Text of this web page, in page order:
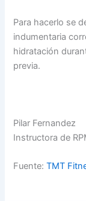
Para hacerlo se
indumentaria
hidratación
previa.
Pilar Fernandez
Instructora de
Fuente:TMT